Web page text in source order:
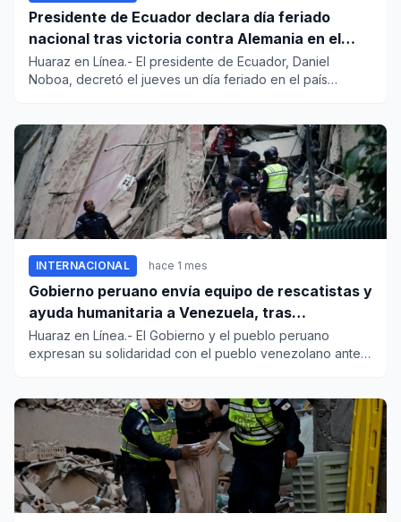
Presidente de Ecuador declara día feriado
nacional tras victoria contra Alemania en el
Mundial
Huaraz en Línea.- El presidente de Ecuador, Daniel
Noboa, decretó el jueves un día feriado en el país
INTERNACIONAL hace 1 mes
Gobierno peruano envía equipo de rescatistas y
ayuda humanitaria a Venezuela, tras
devastador terremoto
Huaraz en Línea.- El Gobierno y el pueblo peruano
expresan su solidaridad con el pueblo venezolano ante